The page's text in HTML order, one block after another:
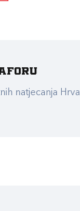
natjecanja